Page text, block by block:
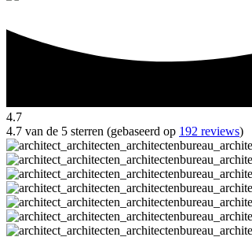
4.7
4.7 van de 5 sterren (gebaseerd op 192 reviews)